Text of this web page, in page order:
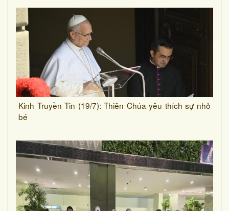
Kinh Truyền Tin (19/7): Thiên Chúa yêu thích sự nhỏ
bé